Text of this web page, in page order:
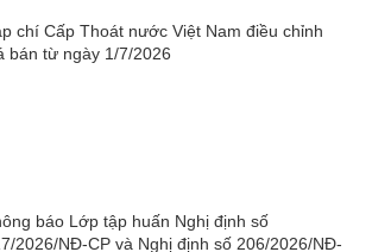
chí Cấp Thoát nước Việt Nam điều chỉnh
bán từ ngày 1/7/2026
báo Lớp tập huấn Nghị định số
2026/NĐ-CP và Nghị định số 206/2026/NĐ-